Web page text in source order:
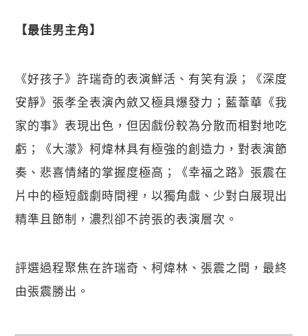
【​最佳男主角】
《好孩子》許瑞奇的表演鮮活、有笑有淚；《深度
安靜》張孝全表演內斂又極具爆發力；藍葦華《我
家的事》表現出色，但因戲份較為分散而相對地吃
虧；《大濛》柯煒林具有極強的創造力，對表演節
奏、悲喜情緒的掌握度極高；《幸福之路》張震在
片中的極短戲劇時間裡，以獨角戲、少對白展現出
精準且節制，濃烈卻不誇張的表演層次。
評選過程聚焦在許瑞奇、柯煒林、張震之間，最終
由張震勝出。